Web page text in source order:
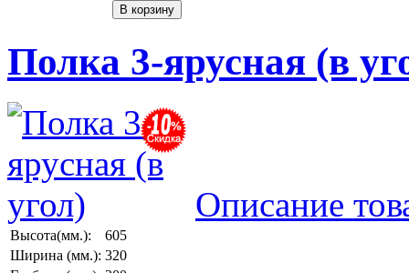
Полка 3-ярусная (в
Описание
Высота(мм.):
605
Ширина (мм.): 320